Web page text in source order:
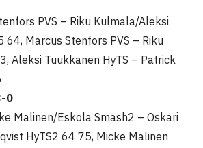
PVS – Riku Kulmala/Aleksi
64, Marcus Stenfors PVS – Riku
Aleksi Tuukkanen HyTS – Patrick
0
Malinen/Eskola Smash2 – Oskari
HyTS2 64 75, Micke Malinen